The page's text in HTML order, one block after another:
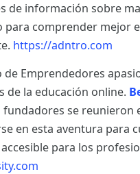
de información sobre
para comprender mejor
https://adntro.com
de Emprendedores
de la educación online.
se reunieron
en esta aventura para
para los